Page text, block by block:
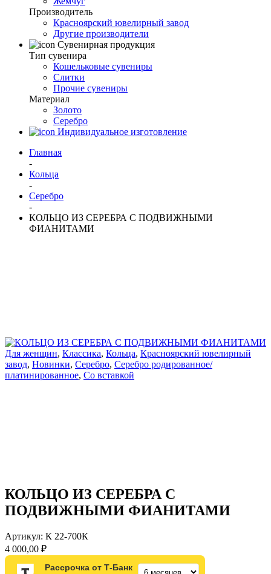
Производитель
Красноярский ювелирный завод
Другие производители
Сувенирная продукция
Тип сувенира
Кошельковые сувениры
Слитки
Прочие сувениры
Материал
Золото
Серебро
Индивидуальное изготовление
Главная
-
Кольца
-
Серебро
-
КОЛЬЦО ИЗ СЕРЕБРА С ПОДВИЖНЫМИ
ФИАНИТАМИ
Для женщин, Классика, Кольца, Красноярский ювелирный
завод, Новинки, Серебро, Серебро родированное/
платинированное, Со вставкой
КОЛЬЦО ИЗ СЕРЕБРА С
ПОДВИЖНЫМИ ФИАНИТАМИ
Артикул: К 22-700К
4 000,00 ₽
Рассрочка от Т-Банк